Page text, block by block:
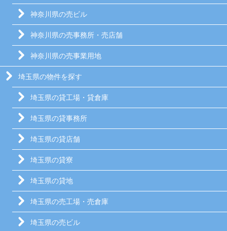
神奈川県の売ビル
神奈川県の売事務所・売店舗
神奈川県の売事業用地
埼玉県の物件を探す
埼玉県の貸工場・貸倉庫
埼玉県の貸事務所
埼玉県の貸店舗
埼玉県の貸寮
埼玉県の貸地
埼玉県の売工場・売倉庫
埼玉県の売ビル